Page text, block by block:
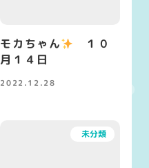
モカちゃん
１０
月１４日
投稿日
2022.12.28
未分類